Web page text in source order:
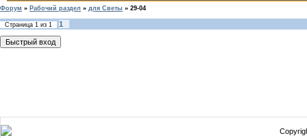
Форум » Рабочий раздел » для Светы » 29-04
Страница 1 из 1 1